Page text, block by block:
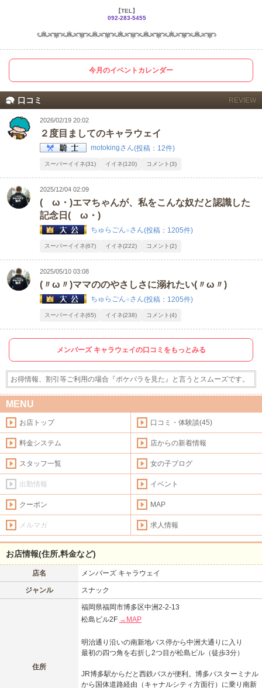
【TEL】
092-283-5455
今月のイベントカレンダー
口コミ REVIEW
2026/02/19 20:02
２度目ましてのキャラウェイ
motokingさん(投稿：12件)
スーパーイイネ(31) イイネ(120) コメント(3)
2025/12/04 02:09
(ゝω・)エマちゃんが、私をこんな奴だと認識した
記念日(ゝω・)
ちゅらごん☆さん(投稿：1205件)
スーパーイイネ(67) イイネ(222) コメント(2)
2025/05/10 03:08
(〃ω〃)ママののやさしさに溺れたい(〃ω〃)
ちゅらごん☆さん(投稿：1205件)
スーパーイイネ(65) イイネ(238) コメント(4)
メンバーズ キャラウェイの口コミをもっとみる
お得情報、割引等ご利用の場合『ポケパラを見た』と言うとスムーズです。
MENU
お店トップ 口コミ・体験談(45)
料金システム 店からの新着情報
スタッフ一覧 女の子ブログ
出勤情報 イベント
クーポン MAP
メルマガ 求人情報
お店情報(住所,料金など)
店名 メンバーズ キャラウェイ
ジャンル スナック
住所
福岡県福岡市博多区中洲2-2-13
松島ビル2F →MAP
明治通り沿いの南新地バス停から中洲大通りに入り
最初の四つ角を右折し2つ目が松島ビル（徒歩3分）
JR博多駅からだと西鉄バスが便利。博多バスターミナル
から国体道路経由（キャナルシティ方面行）に乗り南新